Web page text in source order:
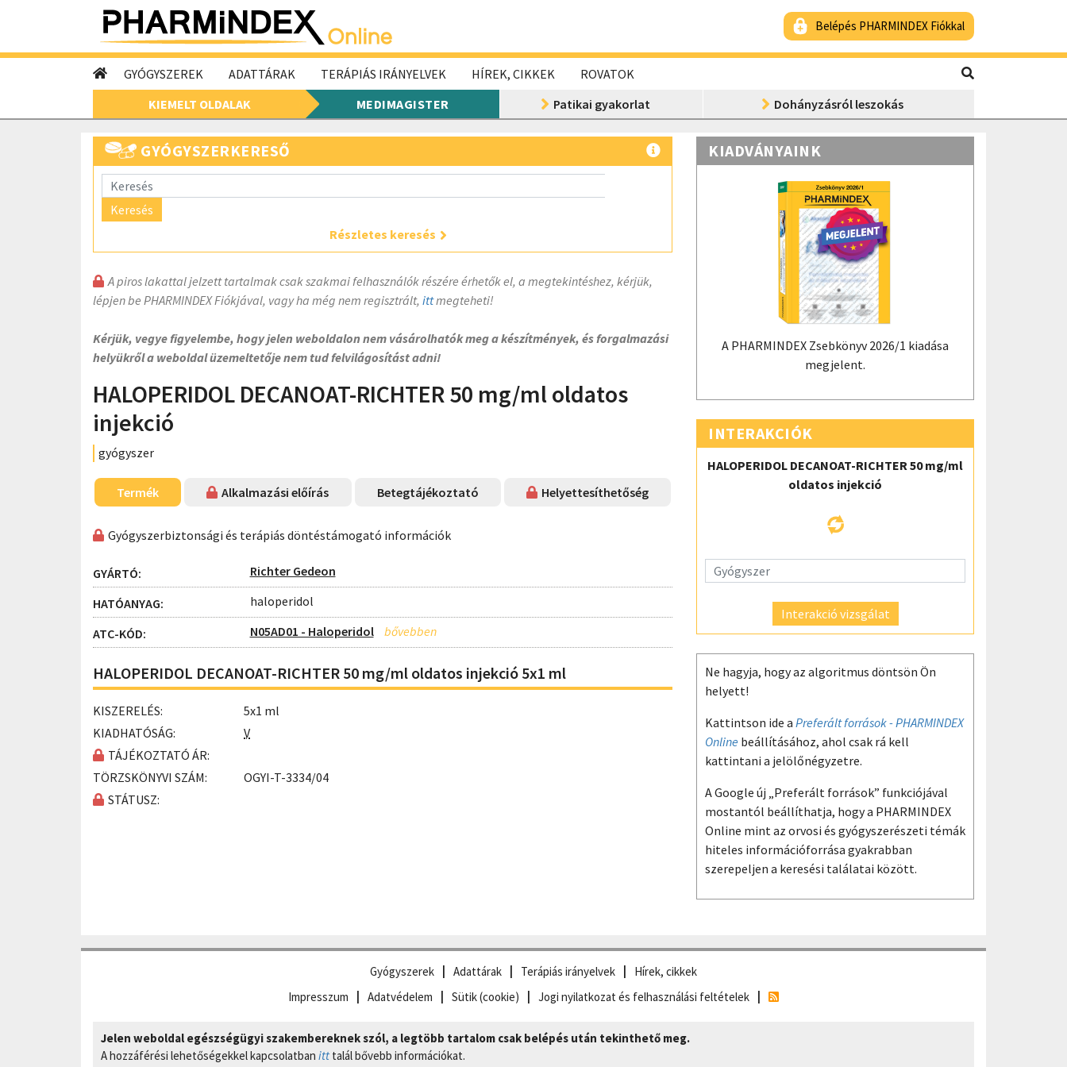
Belépés PHARMINDEX Fiókkal
GYÓGYSZEREK ADATTÁRAK TERÁPIÁS IRÁNYELVEK HÍREK, CIKKEK
ROVATOK
KIEMELT OLDALAK
MEDIMAGISTER Patikai gyakorlat Dohányzásról leszokás
GYÓGYSZERKERESŐ
Keresés
Részletes keresés
A piros lakattal jelzett tartalmak csak szakmai felhasználók részére érhetők el, a megtekintéshez, kérjük,
lépjen be PHARMINDEX Fiókjával, vagy ha még nem regisztrált, ittmegteheti!
Kérjük, vegye figyelembe, hogy jelen weboldalon nem vásárolhatók meg a készítmények, és forgalmazási
helyükről a weboldal üzemeltetője nem tud felvilágosítást adni!
HALOPERIDOL DECANOAT-RICHTER 50 mg/ml oldatos
injekció
gyógyszer
Termék Alkalmazási előírás Betegtájékoztató Helyettesíthetőség
Gyógyszerbiztonsági és terápiás döntéstámogató információk
GYÁRTÓ: Richter Gedeon
HATÓANYAG: haloperidol
ATC-KÓD: N05AD01 - Haloperidol
HALOPERIDOL DECANOAT-RICHTER 50 mg/ml oldatos injekció 5x1 ml
KISZERELÉS:
5x1 ml
KIADHATÓSÁG:
V
TÁJÉKOZTATÓ ÁR:
TÖRZSKÖNYVI SZÁM:
OGYI-T-3334/04
STÁTUSZ:
KIADVÁNYAINK
A PHARMINDEX Zsebkönyv 2026/1 kiadása
megjelent.
INTERAKCIÓK
HALOPERIDOL DECANOAT-RICHTER 50 mg/ml
oldatos injekció
Interakció vizsgálat
Ne hagyja, hogy az algoritmus döntsön Ön
helyett!
Kattintson ide a Preferált források - PHARMINDEX
Online beállításához, ahol csak rá kell
kattintani a jelölőnégyzetre.
A Google új „Preferált források” funkciójával
mostantól beállíthatja, hogy a PHARMINDEX
Online mint az orvosi és gyógyszerészeti témák
hiteles információforrása gyakrabban
szerepeljen a keresési találatai között.
Gyógyszerek Adattárak Terápiás irányelvek
Hírek, cikkek
Impresszum
Adatvédelem Sütik (cookie) Jogi nyilatkozat és felhasználási feltételek
Jelen weboldal egészségügyi szakembereknek szól, a legtöbb tartalom csak belépés után tekinthető meg.
A hozzáférési lehetőségekkel kapcsolatban itt talál bővebb információkat.